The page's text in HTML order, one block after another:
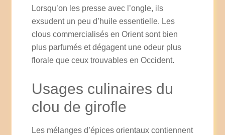
Lorsqu’on les presse avec l’ongle, ils
exsudent un peu d’huile essentielle. Les
clous commercialisés en Orient sont bien
plus parfumés et dégagent une odeur plus
florale que ceux trouvables en Occident.
Usages culinaires du
clou de girofle
Les mélanges d’épices orientaux contiennent